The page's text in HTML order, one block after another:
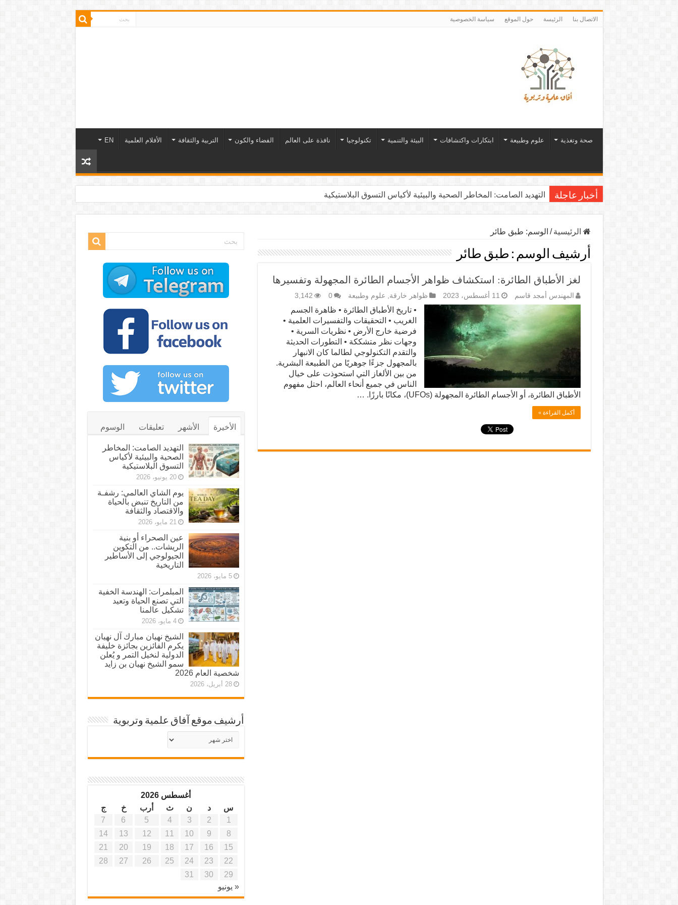
الاتصال بنا الرئيسة حول الموقع سياسة الخصوصية
صحة وتغذية علوم وطبيعة ابتكارات واكتشافات البيئة والتنمية تكنولوجيا نافذة على العالم الفضاء والكون التربية والثقافة الأفلام العلمية EN
أخبار عاجلة التهديد الصامت: المخاطر الصحية والبيئية لأكياس التسوق البلاستيكية
الرئيسية / الوسم: طبق طائر
أرشيف الوسم : طبق طائر
لغز الأطباق الطائرة: استكشاف ظواهر الأجسام الطائرة المجهولة وتفسيرها
المهندس أمجد قاسم 11 أغسطس، 2023 ظواهر خارقة, علوم وطبيعة 0
3,142
• تاريخ الأطباق الطائرة • ظاهرة الجسم
الغريب • التحقيقات والتفسيرات العلمية •
فرضية خارج الأرض • نظريات السرية •
وجهات نظر متشككة • التطورات الحديثة
والتقدم التكنولوجي لطالما كان الانبهار
بالمجهول جزءًا جوهريًا من الطبيعة البشرية.
من بين الألغاز التي استحوذت على خيال
الناس في جميع أنحاء العالم، احتل مفهوم
الأطباق الطائرة، أو الأجسام الطائرة المجهولة (UFOs)، مكانًا بارزًا. …
أكمل القراءة »
الأخيرة الأشهر تعليقات الوسوم
التهديد الصامت: المخاطر
الصحية والبيئية لأكياس
التسوق البلاستيكية
20 يونيو، 2026
يوم الشاي العالمي: رشفـة
من التاريخ تنبض بالحياة
والاقتصاد والثقافة
21 مايو، 2026
عين الصحراء أو بنية
الريشات.. من التكوين
الجيولوجي إلى الأساطير
التاريخية
5 مايو، 2026
المبلمرات: الهندسة الخفية
التي تصنع الحياة وتعيد
تشكيل عالمنا
4 مايو، 2026
الشيخ نهيان مبارك آل نهيان
يكرم الفائزين بجائزة خليفة
الدولية لنخيل التمر و يُعلن
سمو الشيخ نهيان بن زايد
شخصية العام 2026
28 أبريل، 2026
أرشيف موقع آفاق علمية وتربوية
أرشيف
موقع
أغسطس 2026
س
د ن ث أرب خ
ج
1
2
3
4
5
6
7
8
9
10
11
12
13
14
15
16
17
18
19
20
21
22
23
24
25
26
27
28
29
30
31
« يونيو